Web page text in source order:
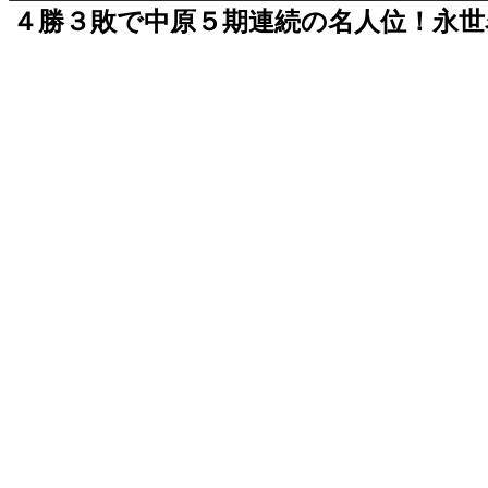
４勝３敗で中原５期連続の名人位！永世